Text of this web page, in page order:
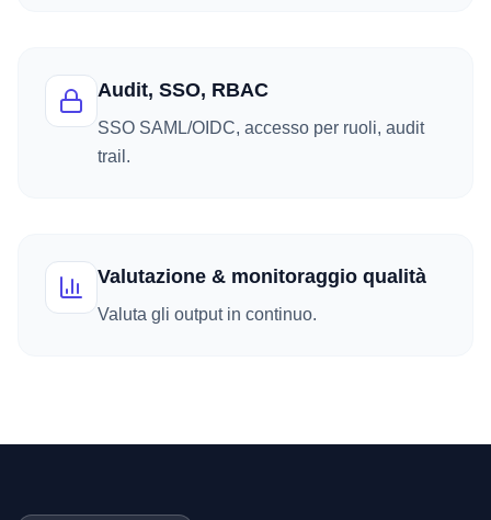
Audit, SSO, RBAC
SSO SAML/OIDC, accesso per ruoli, audit
trail.
Valutazione & monitoraggio qualità
Valuta gli output in continuo.